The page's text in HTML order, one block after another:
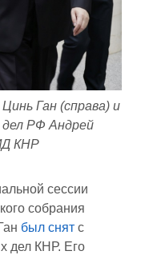
Ган (справа) и
РФ Андрей
КНР
сессии
собрания
был снят с
дел КНР. Его